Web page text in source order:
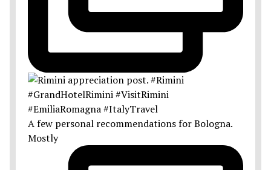
A few personal recommendations for Bologna.
Mostly